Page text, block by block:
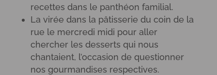
recettes dans le panthéon familial.
La virée dans la pâtisserie du coin de la
rue le mercredi midi pour aller
chercher les desserts qui nous
chantaient, l’occasion de questionner
nos gourmandises respectives.